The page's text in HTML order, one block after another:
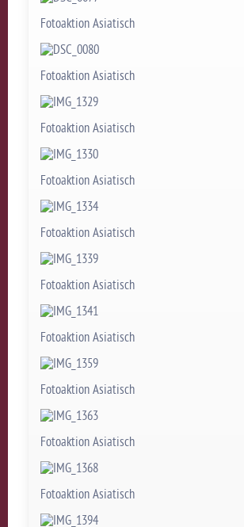
Fotoaktion Asiatisch
Fotoaktion Asiatisch
Fotoaktion Asiatisch
Fotoaktion Asiatisch
Fotoaktion Asiatisch
Fotoaktion Asiatisch
Fotoaktion Asiatisch
Fotoaktion Asiatisch
Fotoaktion Asiatisch
Fotoaktion Asiatisch